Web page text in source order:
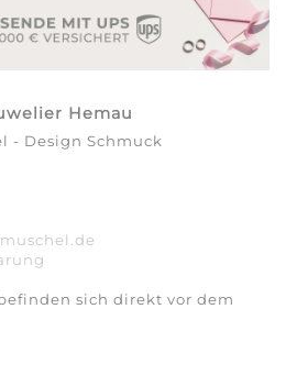
Hemau
- Design Schmuck
sich direkt vor dem